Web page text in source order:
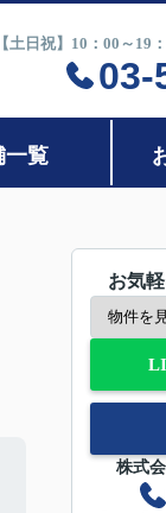
土日祝】10：00～19
03-
一覧
お気
株式